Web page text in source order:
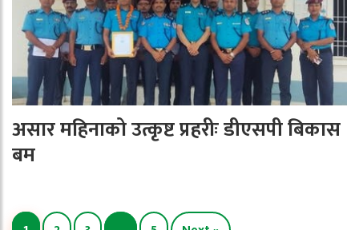
असार महिनाको उत्कृष्ट प्रहरीः डीएसपी बिकास
बम